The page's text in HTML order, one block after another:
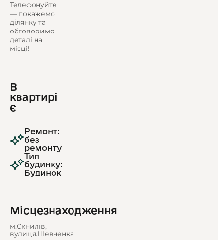
Телефонуйте
— покажемо
ділянку та
обговоримо
деталі на
місці!
В
квартирі
є
Ремонт:
без
ремонту
Тип
будинку:
Будинок
Місцезнаходження
м.Скнилів,
вулиця.Шевченка